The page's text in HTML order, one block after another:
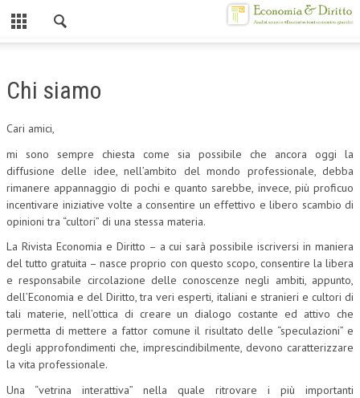
CHI SIAMO
MISSION
CONTATTI
CENTRO STUDI
ORGANIZZAZIONE
OBIETTIVI
DIREZIONE SCIENTIFICA
ALTA FORMAZIONE
Chi siamo
Cari amici,
mi sono sempre chiesta come sia possibile che ancora oggi la
diffusione delle idee, nell’ambito del mondo professionale, debba
rimanere appannaggio di pochi e quanto sarebbe, invece, più proficuo
incentivare iniziative volte a consentire un effettivo e libero scambio di
opinioni tra “cultori” di una stessa materia.
La Rivista Economia e Diritto – a cui sarà possibile iscriversi in maniera
del tutto gratuita – nasce proprio con questo scopo, consentire la libera
e responsabile circolazione delle conoscenze negli ambiti, appunto,
dell’Economia e del Diritto, tra veri esperti, italiani e stranieri e cultori di
tali materie, nell’ottica di creare un dialogo costante ed attivo che
permetta di mettere a fattor comune il risultato delle “speculazioni” e
degli approfondimenti che, imprescindibilmente, devono caratterizzare
la vita professionale.
Una “vetrina interattiva” nella quale ritrovare i più importanti